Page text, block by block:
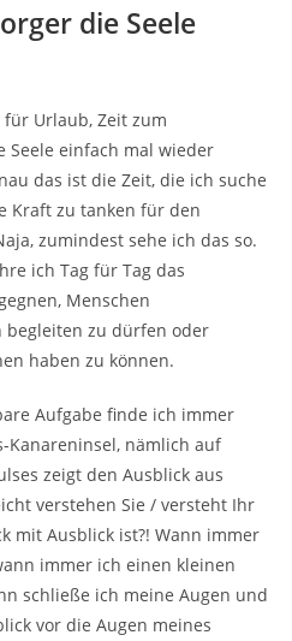
die Seele
Urlaub, Zeit zum
Seele einfach mal wieder
das ist die Zeit, die ich suche
Kraft zu tanken für den
zumindest sehe ich das so.
ich Tag für Tag das
Menschen
begleiten zu dürfen oder
haben zu können.
Aufgabe finde ich immer
nämlich auf
zeigt den Ausblick aus
verstehen Sie / versteht Ihr
mit Ausblick ist?! Wann immer
immer ich einen kleinen
schließe ich meine Augen und
vor die Augen meines